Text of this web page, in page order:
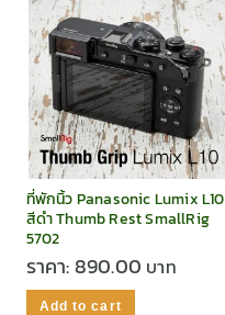
ที่พักนิ้ว Panasonic Lumix L10
สีดำ Thumb Rest SmallRig
5702
ราคา:890.00
Add to cart